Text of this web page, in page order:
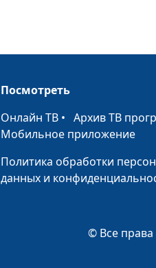
Посмотреть
Онлайн ТВ • Архив ТВ
Мобильное приложение
Политика обработки
данных и
© Все права